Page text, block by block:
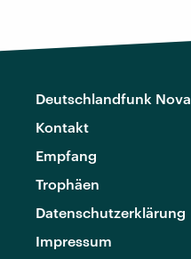
Deutschlandfunk Nova
Kontakt
Empfang
Trophäen
Datenschutzerklärung
Impressum